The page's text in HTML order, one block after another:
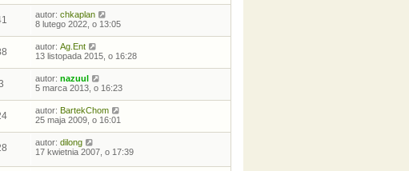
autor: chkaplan
8 lutego 2022, o 13:05
autor: Ag.Ent
13 listopada 2015, o 16:28
autor: nazuul
5 marca 2013, o 16:23
autor: BartekChom
25 maja 2009, o 16:01
autor: dilong
17 kwietnia 2007, o 17:39